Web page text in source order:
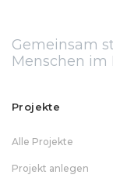
Gemeinsam
Menschen
Projekte
Alle Projekte
Projekt anlegen